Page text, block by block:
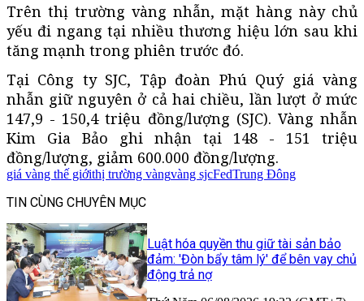
Trên thị trường vàng nhẫn, mặt hàng này chủ
yếu đi ngang tại nhiều thương hiệu lớn sau khi
tăng mạnh trong phiên trước đó.
Tại Công ty SJC, Tập đoàn Phú Quý giá vàng
nhẫn giữ nguyên ở cả hai chiều, lần lượt ở mức
147,9 - 150,4 triệu đồng/lượng (SJC). Vàng nhẫn
Kim Gia Bảo ghi nhận tại 148 - 151 triệu
đồng/lượng, giảm 600.000 đồng/lượng.
giá vàng thế giớithị trường vàngvàng sjcFedTrung Đông
TIN CÙNG CHUYÊN MỤC
Luật hóa quyền thu giữ tài sản bảo
đảm: 'Đòn bẩy tâm lý' để bên vay chủ
động trả nợ